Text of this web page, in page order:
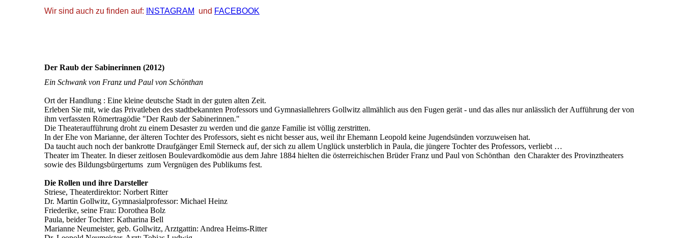
Wir sind auch zu finden auf: INSTAGRAM und FACEBOOK
Der Raub der Sabinerinnen (2012)
Ein Schwank von Franz und Paul von Schönthan
Ort der Handlung : Eine kleine deutsche Stadt in der guten alten Zeit.
Erleben Sie mit, wie das Privatleben des stadtbekannten Professors und Gymnasiallehrers Gollwitz allmählich aus den Fugen gerät - und das alles nur anlässlich der Aufführung der von
ihm verfassten Römertragödie "Der Raub der Sabinerinnen."
Die Theateraufführung droht zu einem Desaster zu werden und die ganze Familie ist völlig zerstritten.
In der Ehe von Marianne, der älteren Tochter des Professors, sieht es nicht besser aus, weil ihr Ehemann Leopold keine Jugendsünden vorzuweisen hat.
Da taucht auch noch der bankrotte Draufgänger Emil Sterneck auf, der sich zu allem Unglück unsterblich in Paula, die jüngere Tochter des Professors, verliebt …
Theater im Theater. In dieser zeitlosen Boulevardkomödie aus dem Jahre 1884 hielten die österreichischen Brüder Franz und Paul von Schönthan den Charakter des Provinztheaters
sowie des Bildungsbürgertums zum Vergnügen des Publikums fest.
Die Rollen und ihre Darsteller
Striese, Theaterdirektor: Norbert Ritter
Dr. Martin Gollwitz, Gymnasialprofessor: Michael Heinz
Friederike, seine Frau: Dorothea Bolz
Paula, beider Tochter: Katharina Bell
Marianne Neumeister, geb. Gollwitz, Arztgattin: Andrea Heims-Ritter